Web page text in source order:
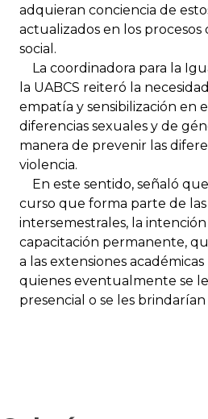
adquieran conciencia de
actualizados en los
social.
La coordinadora para la
la UABCS reiteró la
empatía y sensibilización en
diferencias sexuales y de
manera de prevenir las
violencia.
En este sentido, señaló
curso que forma parte de
intersemestrales, la
capacitación permanente,
a las extensiones académicas
quienes eventualmente se
presencial o se les brindarían